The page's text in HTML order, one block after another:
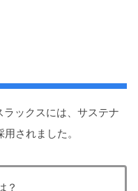
ックスには、サステナ
されました。
？